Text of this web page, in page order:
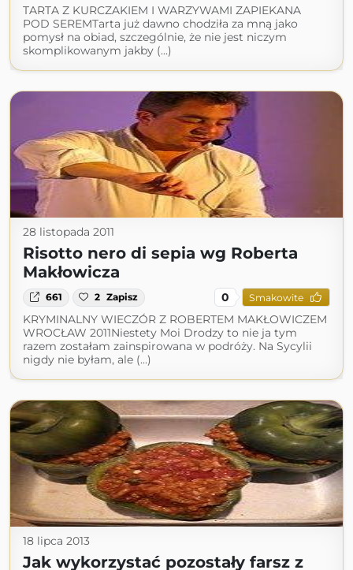
TARTA Z KURCZAKIEM I WARZYWAMI ZAPIEKANA
POD SEREMTarta już dawno chodziła za mną jako
pomysł na obiad, szczególnie, że nie jest niczym
skomplikowanym jakby (...)
28 listopada 2011
Risotto nero di sepia wg Roberta
Makłowicza
661 2 Zapisz 0 Smakowite
KRYMINALNY WIECZÓR Z ROBERTEM MAKŁOWICZEM
WROCŁAW 2011Niestety Moi Drodzy to nie ja tym
razem zostałam zainspirowana w podróży. Na Sycylii
nigdy nie byłam, ale (...)
18 lipca 2013
Jak wykorzystać pozostały farsz z